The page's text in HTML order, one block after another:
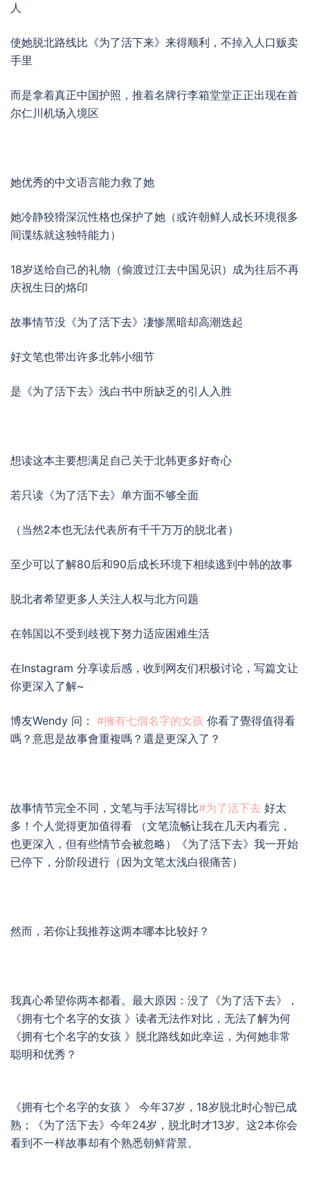
人
使她脱北路线比《为了活下来》来得顺利，不掉入人口贩卖
手里
而是拿着真正中国护照，推着名牌行李箱堂堂正正出现在首
尔仁川机场入境区
她优秀的中文语言能力救了她
她冷静狡猾深沉性格也保护了她（或许朝鲜人成长环境很多
间谍练就这独特能力）
18岁送给自己的礼物（偷渡过江去中国见识）成为往后不再
庆祝生日的烙印
故事情节没《为了活下去》凄惨黑暗却高潮迭起
好文笔也带出许多北韩小细节
是《为了活下去》浅白书中所缺乏的引人入胜
想读这本主要想满足自己关于北韩更多好奇心
若只读《为了活下去》单方面不够全面
（当然2本也无法代表所有千千万万的脱北者）
至少可以了解80后和90后成长环境下相续逃到中韩的故事
脱北者希望更多人关注人权与北方问题
在韩国以不受到歧视下努力适应困难生活
在Instagram 分享读后感，收到网友们积极讨论，写篇文让
你更深入了解~
博友Wendy 问： #擁有七個名字的女孩 你看了覺得值得看
嗎？意思是故事會重複嗎？還是更深入了？
故事情节完全不同，文笔与手法写得比#为了活下去 好太
多！个人觉得更加值得看 （文笔流畅让我在几天内看完，
也更深入，但有些情节会被忽略）《为了活下去》我一开始
已停下，分阶段进行（因为文笔太浅白很痛苦）
然而，若你让我推荐这两本哪本比较好？
我真心希望你两本都看。最大原因：没了《为了活下去》，
《拥有七个名字的女孩 》读者无法作对比，无法了解为何
《拥有七个名字的女孩 》脱北路线如此幸运，为何她非常
聪明和优秀？
《拥有七个名字的女孩 》 今年37岁，18岁脱北时心智已成
熟；《为了活下去》今年24岁，脱北时才13岁。这2本你会
看到不一样故事却有个熟悉朝鲜背景。